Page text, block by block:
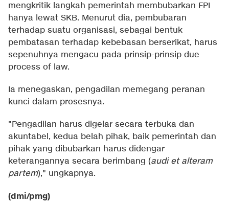
mengkritik langkah pemerintah membubarkan FPI
hanya lewat SKB. Menurut dia, pembubaran
terhadap suatu organisasi, sebagai bentuk
pembatasan terhadap kebebasan berserikat, harus
sepenuhnya mengacu pada prinsip-prinsip due
process of law.
Ia menegaskan, pengadilan memegang peranan
kunci dalam prosesnya.
"Pengadilan harus digelar secara terbuka dan
akuntabel, kedua belah pihak, baik pemerintah dan
pihak yang dibubarkan harus didengar
keterangannya secara berimbang (audi et alteram
partem)," ungkapnya.
(dmi/pmg)